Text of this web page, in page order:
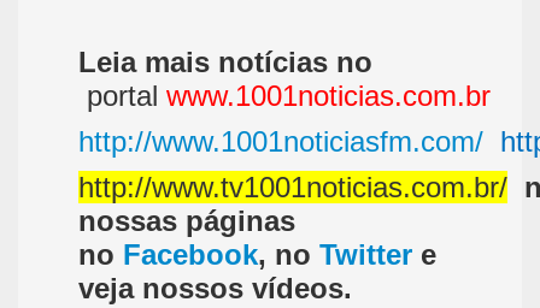
Leia mais notícias no
portal www.1001noticias.com.br
http://www.1001noticiasfm.com/
http://www.tv1001noticias.com.br/
nossas páginas
no Facebook, no Twitter e
veja nossos vídeos.